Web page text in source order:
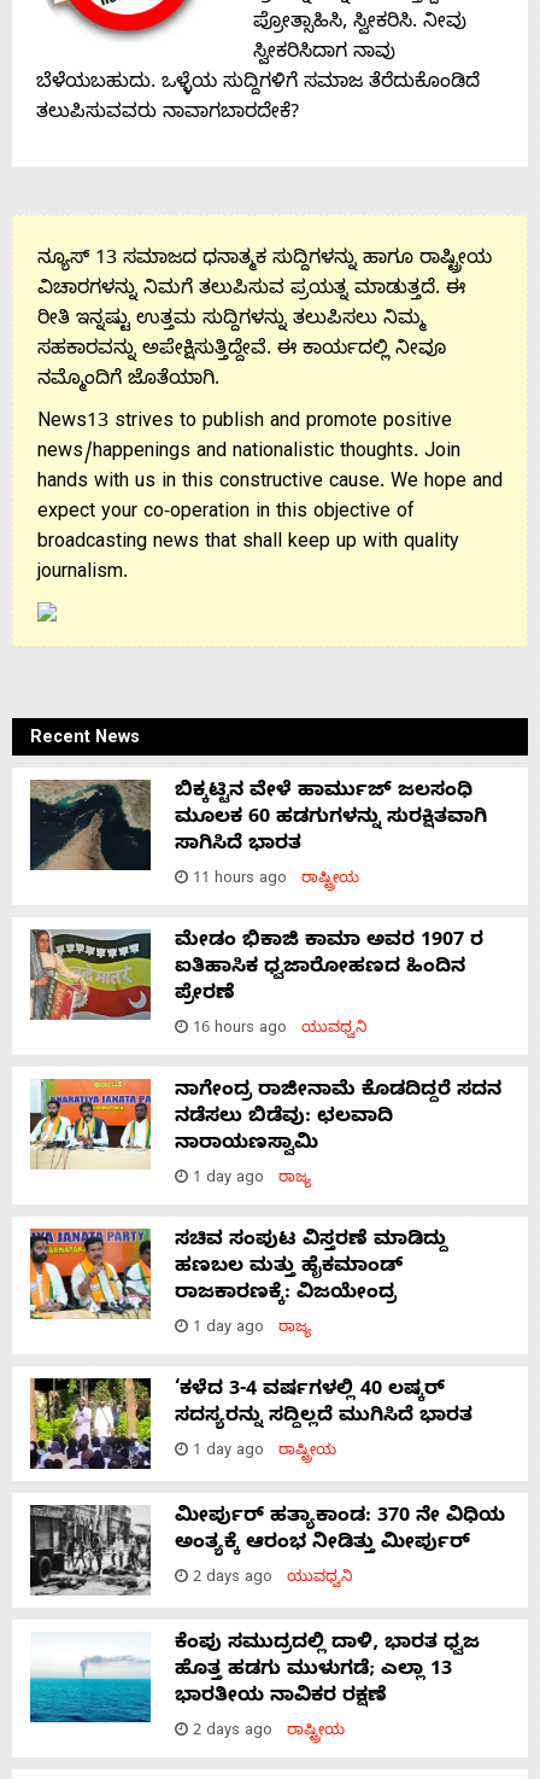
ಪ್ರೋತ್ಸಾಹಿಸಿ, ಸ್ವೀಕರಿಸಿ. ನೀವು
ಸ್ವೀಕರಿಸಿದಾಗ ನಾವು
ಬೆಳೆಯಬಹುದು. ಒಳ್ಳೆಯ ಸುದ್ದಿಗಳಿಗೆ ಸಮಾಜ ತೆರೆದುಕೊಂಡಿದೆ
ತಲುಪಿಸುವವರು ನಾವಾಗಬಾರದೇಕೆ?
ನ್ಯೂಸ್ 13 ಸಮಾಜದ ಧನಾತ್ಮಕ ಸುದ್ದಿಗಳನ್ನು ಹಾಗೂ ರಾಷ್ಟ್ರೀಯ
ವಿಚಾರಗಳನ್ನು ನಿಮಗೆ ತಲುಪಿಸುವ ಪ್ರಯತ್ನ ಮಾಡುತ್ತದೆ. ಈ
ರೀತಿ ಇನ್ನಷ್ಟು ಉತ್ತಮ ಸುದ್ದಿಗಳನ್ನು ತಲುಪಿಸಲು ನಿಮ್ಮ
ಸಹಕಾರವನ್ನು ಅಪೇಕ್ಷಿಸುತ್ತಿದ್ದೇವೆ. ಈ ಕಾರ್ಯದಲ್ಲಿ ನೀವೂ
ನಮ್ಮೊಂದಿಗೆ ಜೊತೆಯಾಗಿ.
News13 strives to publish and promote positive
news/happenings and nationalistic thoughts. Join
hands with us in this constructive cause. We hope and
expect your co-operation in this objective of
broadcasting news that shall keep up with quality
journalism.
Recent News
ಬಿಕ್ಕಟ್ಟಿನ ವೇಳೆ ಹಾರ್ಮುಜ್ ಜಲಸಂಧಿ
ಮೂಲಕ 60 ಹಡಗುಗಳನ್ನು ಸುರಕ್ಷಿತವಾಗಿ
ಸಾಗಿಸಿದೆ ಭಾರತ
11 hours ago ರಾಷ್ಟ್ರೀಯ
ಮೇಡಂ ಭಿಕಾಜಿ ಕಾಮಾ ಅವರ 1907 ರ
ಐತಿಹಾಸಿಕ ಧ್ವಜಾರೋಹಣದ ಹಿಂದಿನ
ಪ್ರೇರಣೆ
16 hours ago ಯುವಧ್ವನಿ
ನಾಗೇಂದ್ರ ರಾಜೀನಾಮೆ ಕೊಡದಿದ್ದರೆ ಸದನ
ನಡೆಸಲು ಬಿಡೆವು: ಛಲವಾದಿ
ನಾರಾಯಣಸ್ವಾಮಿ
1 day ago ರಾಜ್ಯ
ಸಚಿವ ಸಂಪುಟ ವಿಸ್ತರಣೆ ಮಾಡಿದ್ದು
ಹಣಬಲ ಮತ್ತು ಹೈಕಮಾಂಡ್
ರಾಜಕಾರಣಕ್ಕೆ: ವಿಜಯೇಂದ್ರ
1 day ago ರಾಜ್ಯ
‘ಕಳೆದ 3-4 ವರ್ಷಗಳಲ್ಲಿ 40 ಲಷ್ಕರ್
ಸದಸ್ಯರನ್ನು ಸದ್ದಿಲ್ಲದೆ ಮುಗಿಸಿದೆ ಭಾರತ
1 day ago ರಾಷ್ಟ್ರೀಯ
ಮೀರ್ಪುರ್ ಹತ್ಯಾಕಾಂಡ: 370 ನೇ ವಿಧಿಯ
ಅಂತ್ಯಕ್ಕೆ ಆರಂಭ ನೀಡಿತ್ತು ಮೀರ್ಪುರ್
2 days ago ಯುವಧ್ವನಿ
ಕೆಂಪು ಸಮುದ್ರದಲ್ಲಿ ದಾಳಿ, ಭಾರತ ಧ್ವಜ
ಹೊತ್ತ ಹಡಗು ಮುಳುಗಡೆ; ಎಲ್ಲಾ 13
ಭಾರತೀಯ ನಾವಿಕರ ರಕ್ಷಣೆ
2 days ago ರಾಷ್ಟ್ರೀಯ